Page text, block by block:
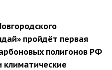
пройдёт первая
полигонов РФ
климатические